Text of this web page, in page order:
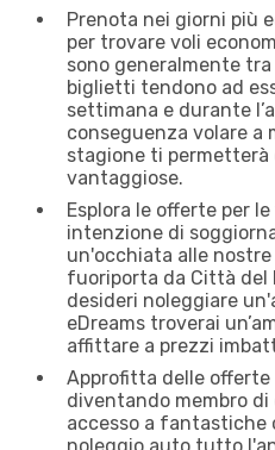
Prenota nei giorni più
per trovare voli
sono generalmente
biglietti tendono ad
settimana e durante
conseguenza volare
stagione ti
vantaggiose.
Esplora le offerte per
intenzione di
un'occhiata alle
fuoriporta da Città del
desideri noleggiare
eDreams troverai
affittare a prezzi
Approfitta delle offerte
diventando membro di
accesso a fantastiche